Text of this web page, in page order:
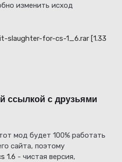
изменить исход
slaughter-for-cs-1_6.rar [1.33
ссылкой с друзьями
мод будет 100% работать
сайта, поэтому
1.6 - чистая версия,